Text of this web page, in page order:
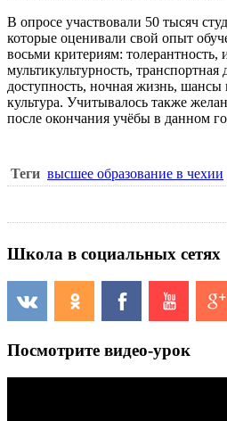
В опросе участвовали 50 тысяч
которые оценивали свой опыт
восьми критериям:
мультикультурность, транспортная
доступность, ночная жизнь, шансы
культура. Учитывалось также
после окончания учёбы в данном
Теги высшее образование в чехии
Школа в социальных сетях
Посмотрите видео-урок